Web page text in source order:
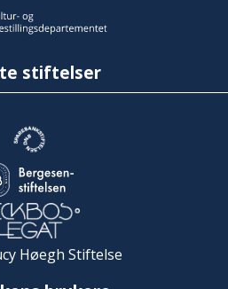
stiftelser
Høegh Stiftelse